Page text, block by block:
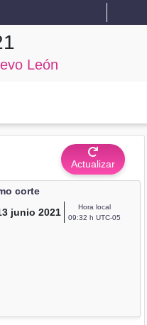
León
Actualizar
corte
junio 2021
Hora local
09:32 h UTC-05